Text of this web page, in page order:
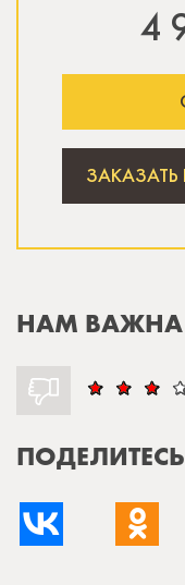
4
ЗАКАЗАТЬ
НАМ